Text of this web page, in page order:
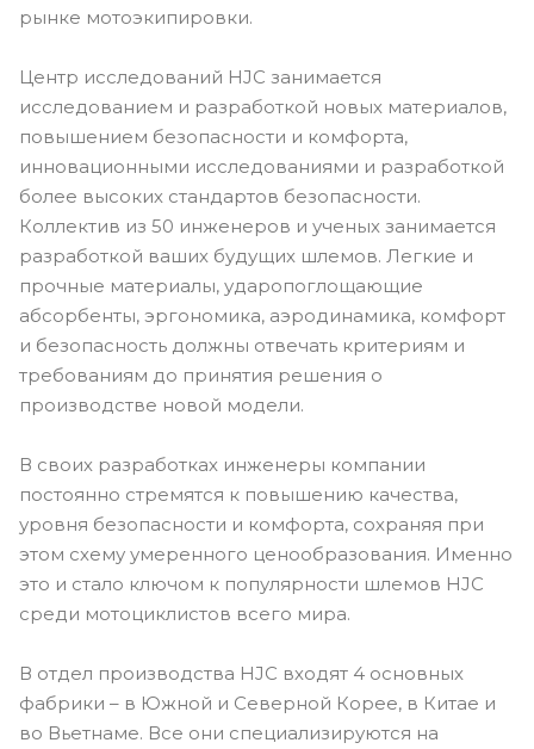
рынке мотоэкипировки.
Центр исследований HJC занимается
исследованием и разработкой новых материалов,
повышением безопасности и комфорта,
инновационными исследованиями и разработкой
более высоких стандартов безопасности.
Коллектив из 50 инженеров и ученых занимается
разработкой ваших будущих шлемов. Легкие и
прочные материалы, ударопоглощающие
абсорбенты, эргономика, аэродинамика, комфорт
и безопасность должны отвечать критериям и
требованиям до принятия решения о
производстве новой модели.
В своих разработках инженеры компании
постоянно стремятся к повышению качества,
уровня безопасности и комфорта, сохраняя при
этом схему умеренного ценообразования. Именно
это и стало ключом к популярности шлемов HJC
среди мотоциклистов всего мира.
В отдел производства HJC входят 4 основных
фабрики – в Южной и Северной Корее, в Китае и
во Вьетнаме. Все они специализируются на